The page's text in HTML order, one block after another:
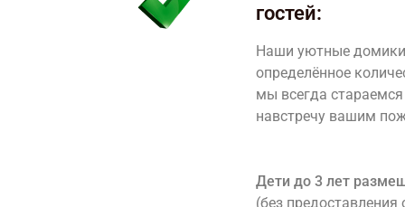
гостей:
Наши уютные
определённое
мы всегда
навстречу вашим
Дети до 3 лет
(без предоставления